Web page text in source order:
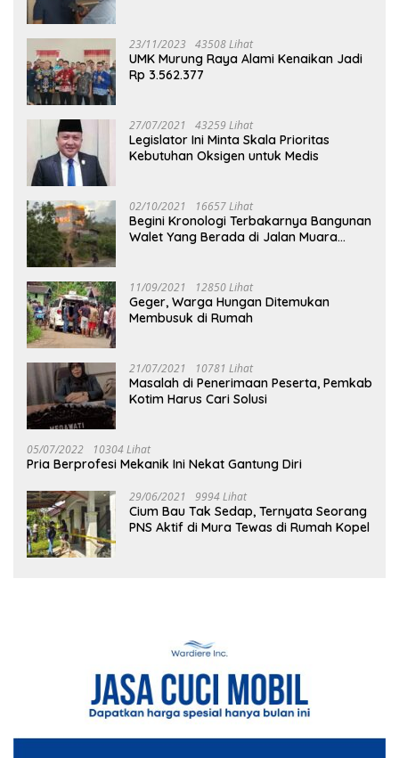
23/11/2023 43508 Lihat
UMK Murung Raya Alami Kenaikan Jadi
Rp 3.562.377
27/07/2021 43259 Lihat
Legislator Ini Minta Skala Prioritas
Kebutuhan Oksigen untuk Medis
02/10/2021 16657 Lihat
Begini Kronologi Terbakarnya Bangunan
Walet Yang Berada di Jalan Muara
11/09/2021 12850 Lihat
Geger, Warga Hungan Ditemukan
Membusuk di Rumah
21/07/2021 10781 Lihat
Masalah di Penerimaan Peserta, Pemkab
Kotim Harus Cari Solusi
05/07/2022 10304 Lihat
Pria Berprofesi Mekanik Ini Nekat Gantung Diri
29/06/2021 9994 Lihat
Cium Bau Tak Sedap, Ternyata Seorang
PNS Aktif di Mura Tewas di Rumah Kopel